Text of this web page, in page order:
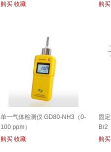
购买 收藏
购买
单一气体检测仪 GD80-NH3（0-
100 ppm）
购买 收藏
固
Br2
购买